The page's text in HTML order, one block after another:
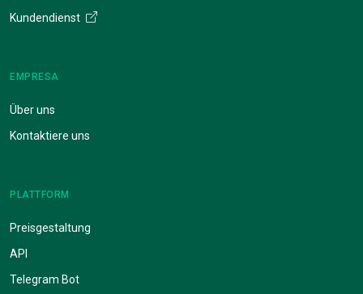
Kundendienst
EMPRESA
Über uns
Kontaktiere uns
PLATTFORM
Preisgestaltung
API
Telegram Bot